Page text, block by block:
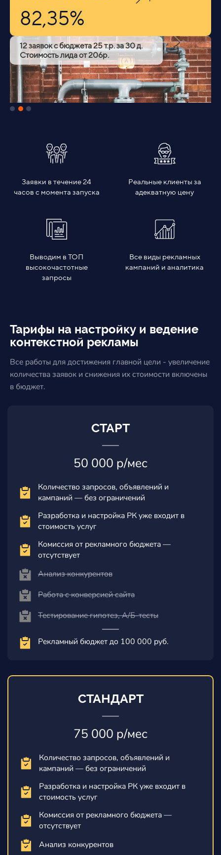
82,35%
12 заявок с бюджета 25 т.р. за 30 д.
Стоимость лида от 206р.
Заявки в течение 24
часов с момента запуска
Реальные клиенты за
адекватную цену
Выводим в ТОП
высокочастотные
запросы
Все виды рекламных
кампаний и аналитика
Тарифы на настройку и ведение
контекстной рекламы
Все работы для достижения главной цели - увеличение
количества заявок и снижения их стоимости включены
в бюджет.
СТАРТ
50 000 р/мес
Количество запросов, объявлений и
кампаний — без ограничений
Разработка и настройка РК уже входит в
стоимость услуг
Комиссия от рекламного бюджета —
отсутствует
Анализ конкурентов
Работа с конверсией сайта
Тестирование гипотез, А/Б-тесты
Рекламный бюджет до 100 000 руб.
СТАНДАРТ
75 000 р/мес
Количество запросов, объявлений и
кампаний — без ограничений
Разработка и настройка РК уже входит в
стоимость услуг
Комиссия от рекламного бюджета —
отсутствует
Анализ конкурентов